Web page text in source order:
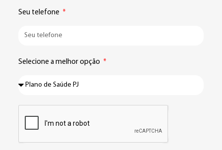
Seu telefone
Selecione a melhor opção